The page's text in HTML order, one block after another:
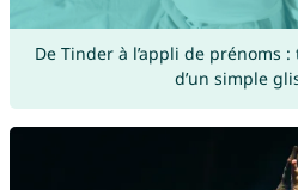
De Tinder à l’appli de prénoms
d’un simple